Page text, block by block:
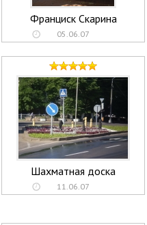
Франциск Скарина
05.06.07
Шахматная доска
11.06.07